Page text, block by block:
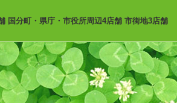
国分町・県庁・市役所周辺4店舗 市街地3店舗